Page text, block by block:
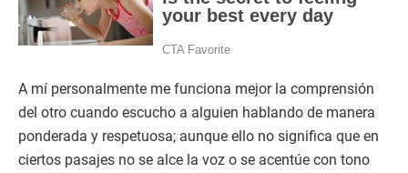
A mí personalmente me funciona mejor la comprensión
del otro cuando escucho a alguien hablando de manera
ponderada y respetuosa; aunque ello no significa que en
ciertos pasajes no se alce la voz o se acentúe con tono